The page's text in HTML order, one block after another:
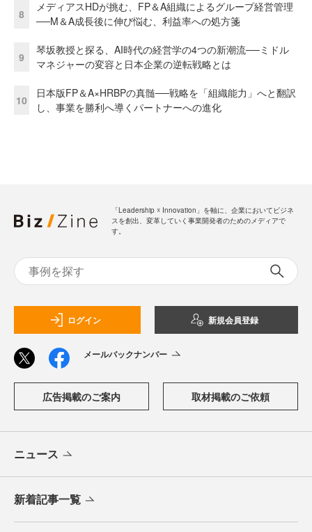
8
メディアスHDが挑む、FP＆A組織によるグループ経営管理
──M＆A成長後に伸び悩む、利益率への処方箋
9
琴坂教授と探る、AI時代の経営学の4つの新潮流──ミドル
マネジャーの変容と日本企業の逆転戦略とは
10
日本版FP＆A×HRBPの真髄──戦略を「組織能力」へと翻訳
し、事業を勝利へ導くパートナーへの進化
「Leadership ☓ Innovation」を軸に、企業においてビジネ
スを創出、変革していく事業開発者のためのメディアで
す。
ログイン 新規会員登録
メールバックナンバー
広告掲載のご案内 取材掲載のご依頼
ニュース
新着記事一覧